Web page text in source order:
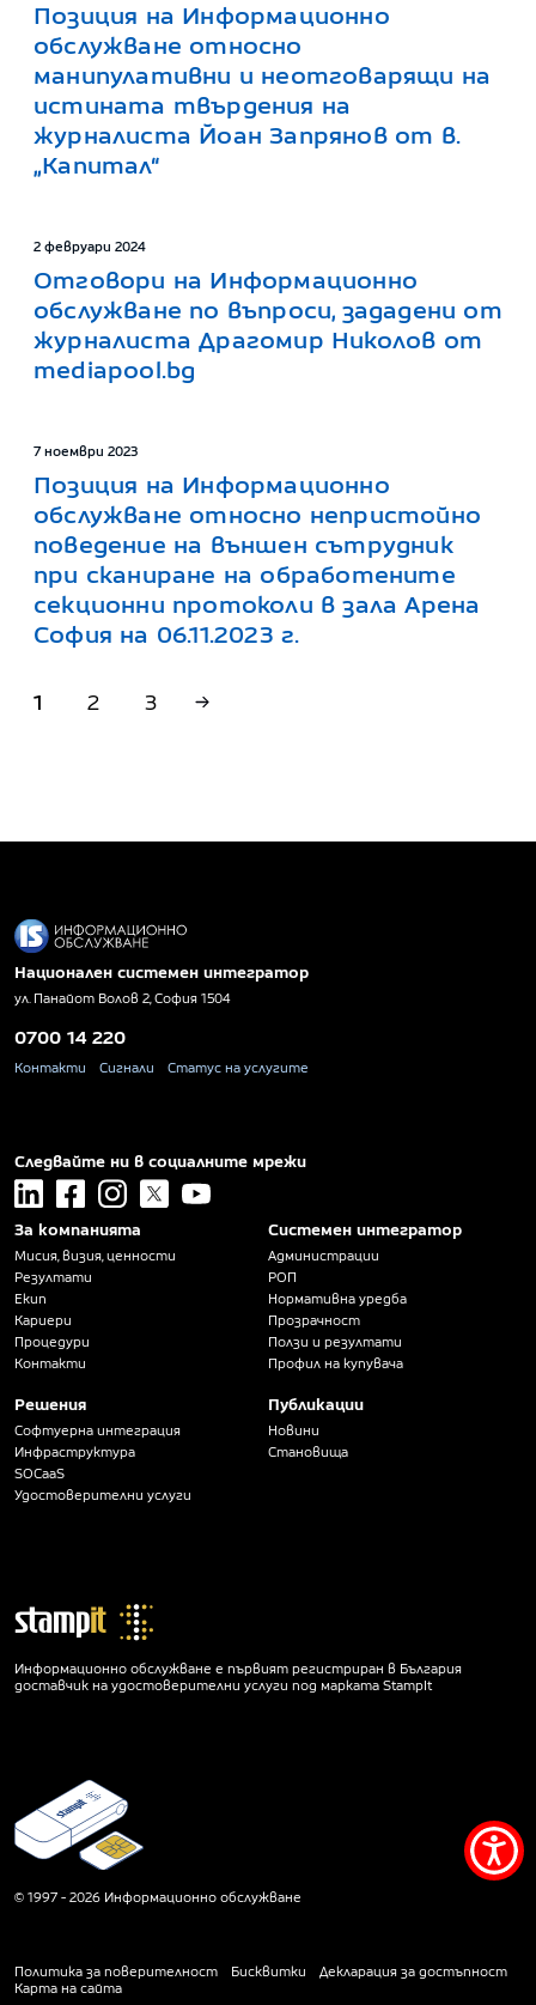
Позиция на Информационно
обслужване относно
манипулативни и неотговарящи на
истината твърдения на
журналиста Йоан Запрянов от в.
„Капитал“
2 февруари 2024
Отговори на Информационно
обслужване по въпроси, зададени от
журналиста Драгомир Николов от
mediapool.bg
7 ноември 2023
Позиция на Информационно
обслужване относно непристойно
поведение на външен сътрудник
при сканиране на обработените
секционни протоколи в зала Арена
София на 06.11.2023 г.
1 2 3
Национален системен интегратор
ул. Панайот Волов 2, София 1504
0700 14 220
Контакти Сигнали Статус на услугите
Следвайте ни в социалните мрежи
linkedin facebookinstagram
x youtube
За компанията
Мисия, визия, ценности
Резултати
Екип
Кариери
Процедури
Контакти
Решения
Софтуерна интеграция
Инфраструктура
SOCaaS
Удостоверителни услуги
Системен интегратор
Администрации
РОП
Нормативна уредба
Прозрачност
Ползи и резултати
Профил на купувача
Публикации
Новини
Становища
Информационно обслужване е първият регистриран в България
доставчик на удостоверителни услуги под марката StampIt
© 1997 - 2026 Информационно обслужване
Политика за поверителност Бисквитки
Декларация за достъпност
Карта на сайта